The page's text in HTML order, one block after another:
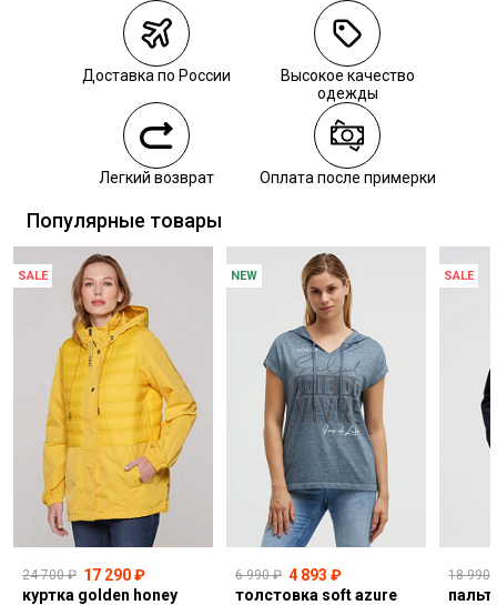
Курьерская доставка СДЭК
Самовывоз из пункта выдачи СДЭК
Самовывоз из наших магазинов
Курьерская доставка СДЭК
Самовывоз из пункта выдачи СДЭК
Доставка по России
Высокое качество
одежды
Легкий возврат Оплата после примерки
Популярные товары
SALE
24 700 ₽ 17 290 ₽
куртка golden honey
NEW
6 990 ₽ 4 893 ₽
толстовка soft azure
SALE
18 990